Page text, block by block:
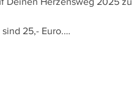
25,- Euro.…